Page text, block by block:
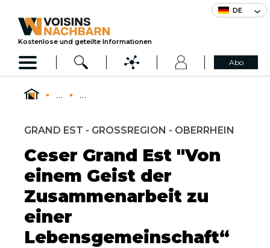
DE
Kostenlose und geteilte Informationen
Abo
... ...
GRAND EST - GROSSREGION - OBERRHEIN
Ceser Grand Est "Von
einem Geist der
Zusammenarbeit zu
einer
Lebensgemeinschaft“